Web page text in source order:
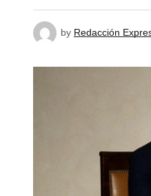
by Redacción